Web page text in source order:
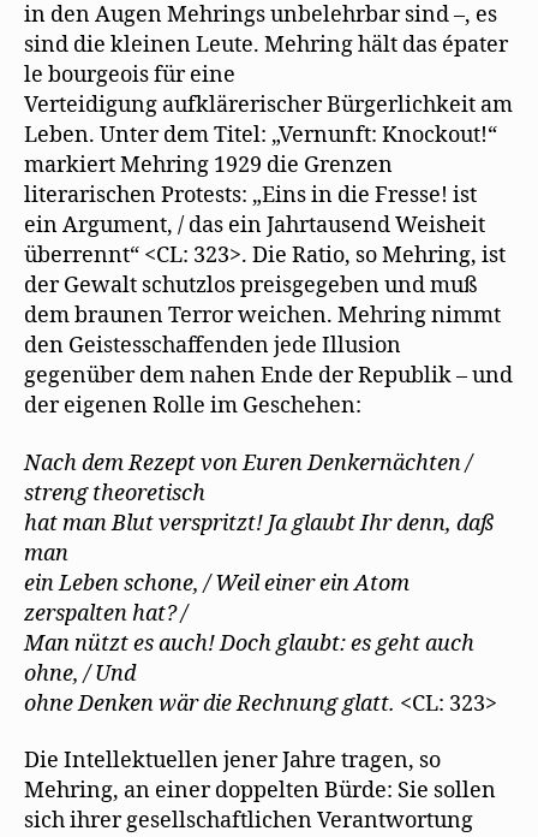
in den Augen Mehrings unbelehrbar sind –, es
sind die kleinen Leute. Mehring hält das épater
le bourgeois für eine
Verteidigung aufklärerischer Bürgerlichkeit am
Leben. Unter dem Titel: „Vernunft: Knockout!“
markiert Mehring 1929 die Grenzen
literarischen Protests: „Eins in die Fresse! ist
ein Argument, / das ein Jahrtausend Weisheit
überrennt“ <CL: 323>. Die Ratio, so Mehring, ist
der Gewalt schutzlos preisgegeben und muß
dem braunen Terror weichen. Mehring nimmt
den Geistesschaffenden jede Illusion
gegenüber dem nahen Ende der Republik – und
der eigenen Rolle im Geschehen:
Nach dem Rezept von Euren Denkernächten /
streng theoretisch
hat man Blut verspritzt! Ja glaubt Ihr denn, daß
man
ein Leben schone, / Weil einer ein Atom
zerspalten hat? /
Man nützt es auch! Doch glaubt: es geht auch
ohne, / Und
ohne Denken wär die Rechnung glatt. <CL: 323>
Die Intellektuellen jener Jahre tragen, so
Mehring, an einer doppelten Bürde: Sie sollen
sich ihrer gesellschaftlichen Verantwortung